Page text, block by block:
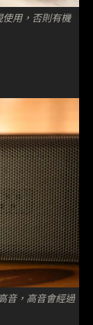
用，否則有機
音，高音會經過